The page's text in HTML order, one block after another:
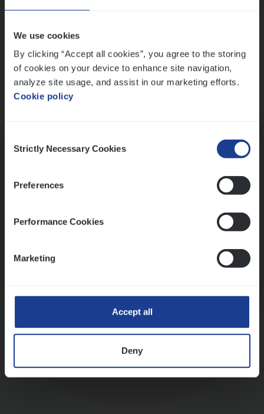
We use cookies
By clicking “Accept all cookies”, you agree to the storing
of cookies on your device to enhance site navigation,
analyze site usage, and assist in our marketing efforts.
Cookie policy
Selection
Strictly Necessary Cookies
Preferences
Performance Cookies
Marketing
Accept all
Deny